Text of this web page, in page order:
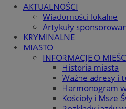
AKTUALNOŚCI
Wiadomości lokalne
Artykuły
KRYMINALNE
MIASTO
INFORMACJE O
Historia miasta
Ważne adresy i
Harmonogram
Kościoły i Msze